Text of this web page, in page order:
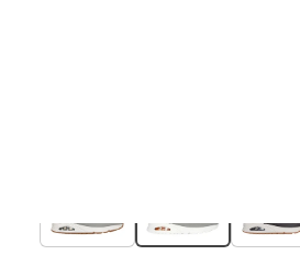
ausgewählt